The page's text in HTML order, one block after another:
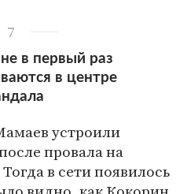
7
в первый раз
в центре
устроили
провала на
в сети появилось